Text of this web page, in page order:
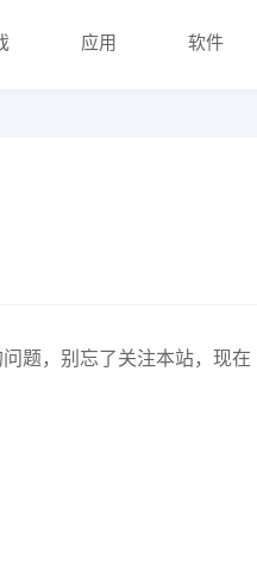
应用 软件
题，别忘了关注本站，现在